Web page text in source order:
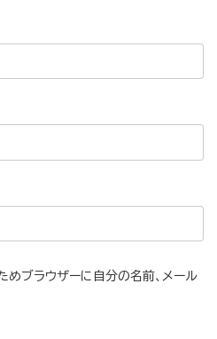
めブラウザーに自分の名前、メール